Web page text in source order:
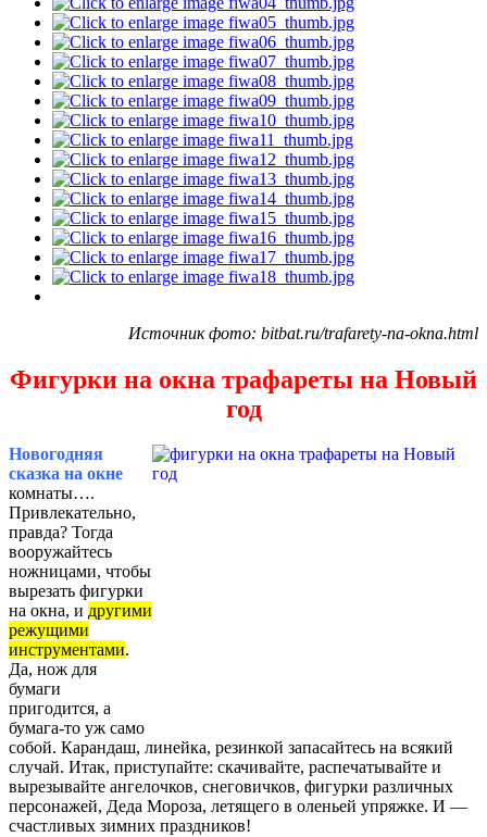
Источник фото: bitbat.ru/trafarety-na-okna.html
Фигурки на окна трафареты на Новый
год
Новогодняя
сказка на окне
комнаты….
Привлекательно,
правда? Тогда
вооружайтесь
ножницами, чтобы
вырезать фигурки
на окна, и другими
режущими
инструментами.
Да, нож для
бумаги
пригодится, а
бумага-то уж само
собой. Карандаш, линейка, резинкой запасайтесь на всякий
случай. Итак, приступайте: скачивайте, распечатывайте и
вырезывайте ангелочков, снеговичков, фигурки различных
персонажей, Деда Мороза, летящего в оленьей упряжке. И —
счастливых зимних праздников!